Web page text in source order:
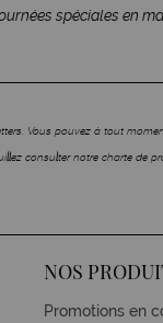
spéciales en
Vous pouvez à tout
consulter notre charte de
NOS
Promotions en